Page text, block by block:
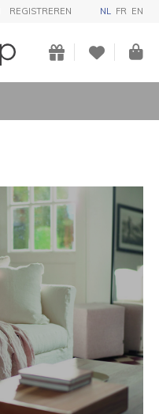
REGISTREREN NL FR EN